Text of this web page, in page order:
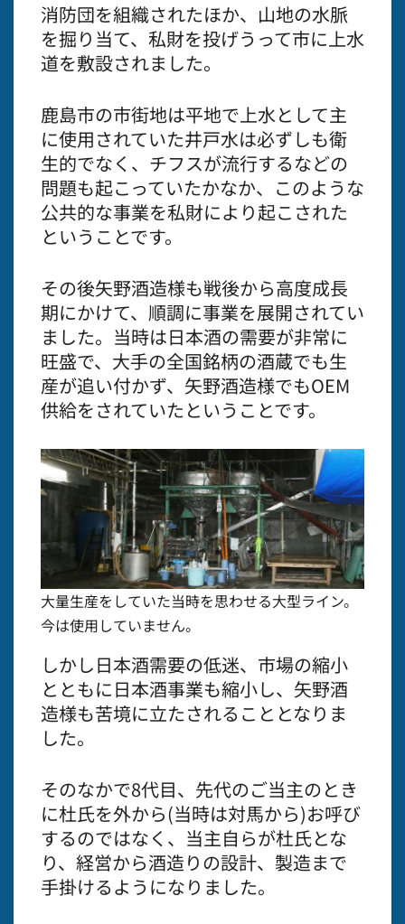
消防団を組織されたほか、山地の水脈
を掘り当て、私財を投げうって市に上水
道を敷設されました。
鹿島市の市街地は平地で上水として主
に使用されていた井戸水は必ずしも衛
生的でなく、チフスが流行するなどの
問題も起こっていたかなか、このような
公共的な事業を私財により起こされた
ということです。
その後矢野酒造様も戦後から高度成長
期にかけて、順調に事業を展開されてい
ました。当時は日本酒の需要が非常に
旺盛で、大手の全国銘柄の酒蔵でも生
産が追い付かず、矢野酒造様でもOEM
供給をされていたということです。
大量生産をしていた当時を思わせる大型ライン。
今は使用していません。
しかし日本酒需要の低迷、市場の縮小
とともに日本酒事業も縮小し、矢野酒
造様も苦境に立たされることとなりま
した。
そのなかで8代目、先代のご当主のとき
に杜氏を外から(当時は対馬から)お呼び
するのではなく、当主自らが杜氏とな
り、経営から酒造りの設計、製造まで
手掛けるようになりました。